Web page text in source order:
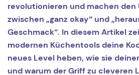
revolutionieren und machen den
zwischen „ganz okay“ und
Geschmack“. In diesem Artikel
modernen Küchentools deine
neues Level heben, wie sie
und warum der Griff zu cleveren